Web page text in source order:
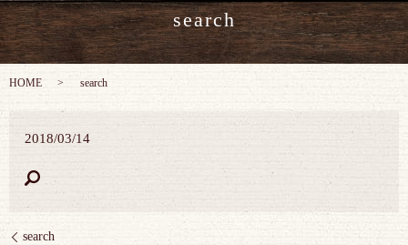
search
HOME search
2018/03/14
search